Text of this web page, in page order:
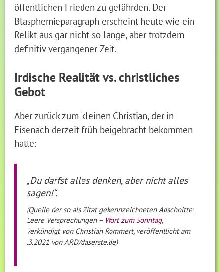
öffentlichen Frieden zu gefährden. Der
Blasphemieparagraph erscheint heute wie ein
Relikt aus gar nicht so lange, aber trotzdem
definitiv vergangener Zeit.
Irdische Realität vs. christliches
Gebot
Aber zurück zum kleinen Christian, der in
Eisenach derzeit früh beigebracht bekommen
hatte:
„Du darfst alles denken, aber nicht alles
sagen!“.
(Quelle der so als Zitat gekennzeichneten Abschnitte:
Leere Versprechungen – Wort zum Sonntag,
verkündigt von Christian Rommert, veröffentlicht am
.3.2021 von ARD/daserste.de)